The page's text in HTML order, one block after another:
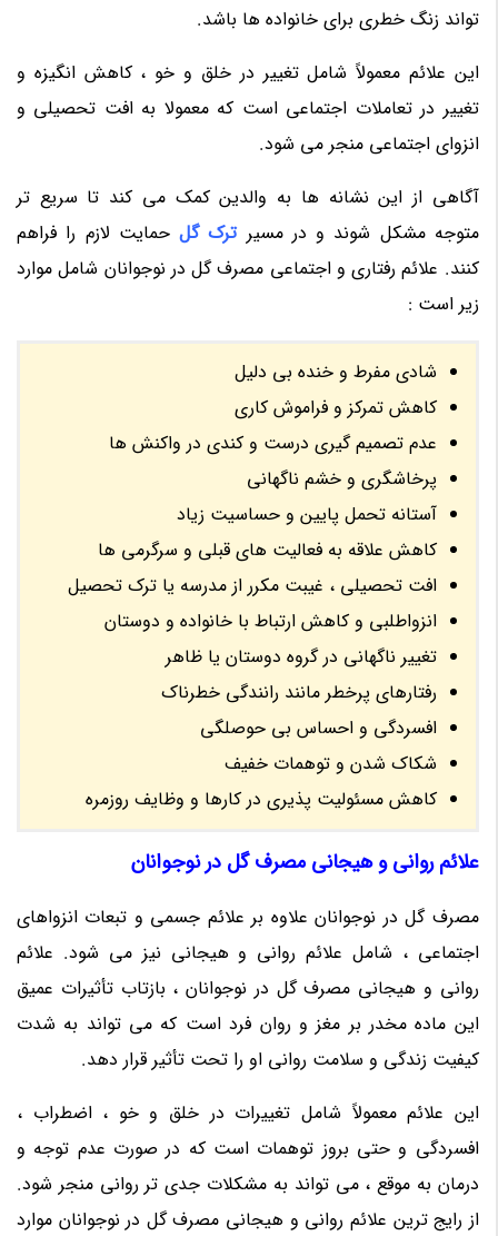
تواند زنگ خطری برای خانواده ها باشد.
این علائم معمولاً شامل تغییر در خلق و خو ، کاهش انگیزه و
تغییر در تعاملات اجتماعی است که معمولا به افت تحصیلی و
انزوای اجتماعی منجر می شود.
آگاهی از این نشانه ها به والدین کمک می کند تا سریع تر
متوجه مشکل شوند و در مسیرترک گلحمایت لازم را فراهم
کنند. علائم رفتاری و اجتماعی مصرف گل در نوجوانان شامل موارد
زیر است :
شادی مفرط و خنده بی دلیل
کاهش تمرکز و فراموش کاری
عدم تصمیم گیری درست و کندی در واکنش ها
پرخاشگری و خشم ناگهانی
آستانه تحمل پایین و حساسیت زیاد
کاهش علاقه به فعالیت های قبلی و سرگرمی ها
افت تحصیلی ، غیبت مکرر از مدرسه یا ترک تحصیل
انزواطلبی و کاهش ارتباط با خانواده و دوستان
تغییر ناگهانی در گروه دوستان یا ظاهر
رفتارهای پرخطر مانند رانندگی خطرناک
افسردگی و احساس بی حوصلگی
شکاک شدن و توهمات خفیف
کاهش مسئولیت پذیری در کارها و وظایف روزمره
علائم روانی و هیجانی مصرف گل در نوجوانان
مصرف گل در نوجوانان علاوه بر علائم جسمی و تبعات انزواهای
اجتماعی ، شامل علائم روانی و هیجانی نیز می شود. علائم
روانی و هیجانی مصرف گل در نوجوانان ، بازتاب تأثیرات عمیق
این ماده مخدر بر مغز و روان فرد است که می تواند به شدت
کیفیت زندگی و سلامت روانی او را تحت تأثیر قرار دهد.
این علائم معمولاً شامل تغییرات در خلق و خو ، اضطراب ،
افسردگی و حتی بروز توهمات است که در صورت عدم توجه و
درمان به موقع ، می تواند به مشکلات جدی تر روانی منجر شود.
از رایج ترین علائم روانی و هیجانی مصرف گل در نوجوانان موارد